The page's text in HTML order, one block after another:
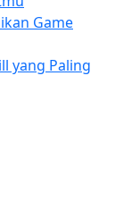
Game
yang Paling